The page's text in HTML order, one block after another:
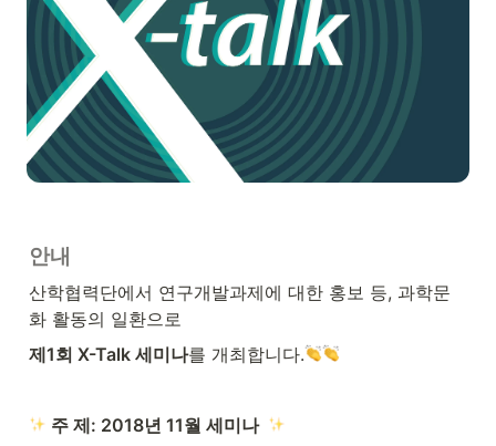
안내
산학협력단에서 연구개발과제에 대한 홍보 등, 과학문
화 활동의 일환으로
제1회 X-Talk 세미나를 개최합니다.
주 제: 2018년 11월 세미나